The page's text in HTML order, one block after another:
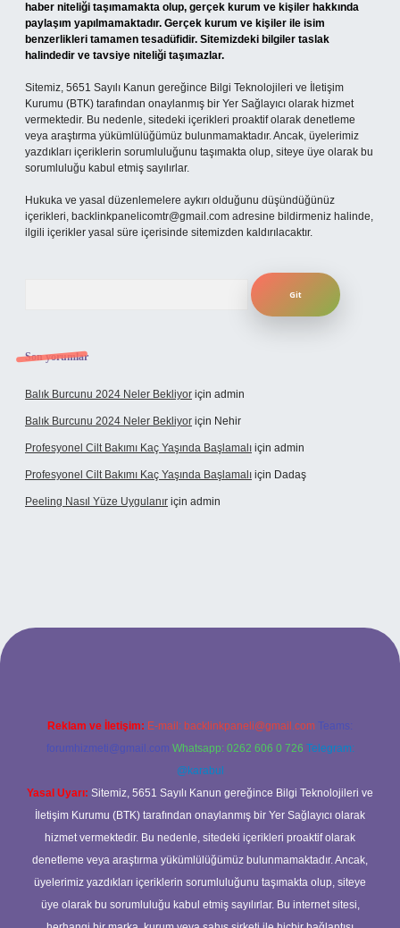
haber niteliği taşımamakta olup, gerçek kurum ve kişiler hakkında
paylaşım yapılmamaktadır. Gerçek kurum ve kişiler ile isim
benzerlikleri tamamen tesadüfidir. Sitemizdeki bilgiler taslak
halindedir ve tavsiye niteliği taşımazlar.
Sitemiz, 5651 Sayılı Kanun gereğince Bilgi Teknolojileri ve İletişim
Kurumu (BTK) tarafından onaylanmış bir Yer Sağlayıcı olarak hizmet
vermektedir. Bu nedenle, sitedeki içerikleri proaktif olarak denetleme
veya araştırma yükümlülüğümüz bulunmamaktadır. Ancak, üyelerimiz
yazdıkları içeriklerin sorumluluğunu taşımakta olup, siteye üye olarak bu
sorumluluğu kabul etmiş sayılırlar.
Hukuka ve yasal düzenlemelere aykırı olduğunu düşündüğünüz
içerikleri, backlinkpanelicomtr@gmail.com adresine bildirmeniz halinde,
ilgili içerikler yasal süre içerisinde sitemizden kaldırılacaktır.
Son yorumlar
Balık Burcunu 2024 Neler Bekliyor için admin
Balık Burcunu 2024 Neler Bekliyor için Nehir
Profesyonel Cilt Bakımı Kaç Yaşında Başlamalı için admin
Profesyonel Cilt Bakımı Kaç Yaşında Başlamalı için Dadaş
Peeling Nasıl Yüze Uygulanır için admin
Reklam ve İletişim: E-mail: backlinkpaneli@gmail.com Teams:
forumhizmeti@gmail.com Whatsapp: 0262 606 0 726 Telegram:
@karabul
Yasal Uyarı: Sitemiz, 5651 Sayılı Kanun gereğince Bilgi Teknolojileri ve
İletişim Kurumu (BTK) tarafından onaylanmış bir Yer Sağlayıcı olarak
hizmet vermektedir. Bu nedenle, sitedeki içerikleri proaktif olarak
denetleme veya araştırma yükümlülüğümüz bulunmamaktadır. Ancak,
üyelerimiz yazdıkları içeriklerin sorumluluğunu taşımakta olup, siteye
üye olarak bu sorumluluğu kabul etmiş sayılırlar. Bu internet sitesi,